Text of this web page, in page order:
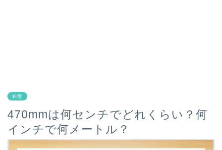
科学
470mmは何センチでどれくらい？何
インチで何メートル？